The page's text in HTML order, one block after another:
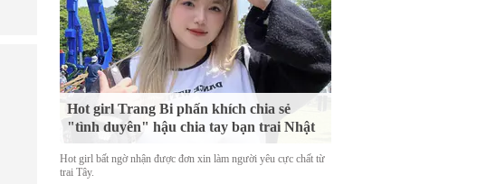
Hot girl Trang Bi phấn khích chia sẻ
"tình duyên" hậu chia tay bạn trai Nhật
Hot girl bất ngờ nhận được đơn xin làm người yêu cực chất từ
trai Tây.